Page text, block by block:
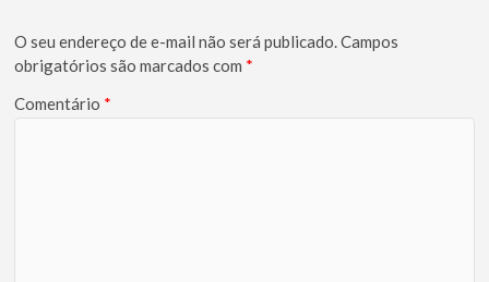
O seu endereço de e-mail não será publicado. Campos
obrigatórios são marcados com *
Comentário *